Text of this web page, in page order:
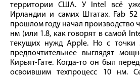
территории США. У Intel всё
Ирландии и самих Штатах. Fab
прошлом году начал производство
нм (или 1.8, как говорят в самой
текущих нужд Apple. Но с точки
предпочтительнее выглядят
Кирьят-Гате. Когда-то он был
освоившим техпроцесс 10 нм.